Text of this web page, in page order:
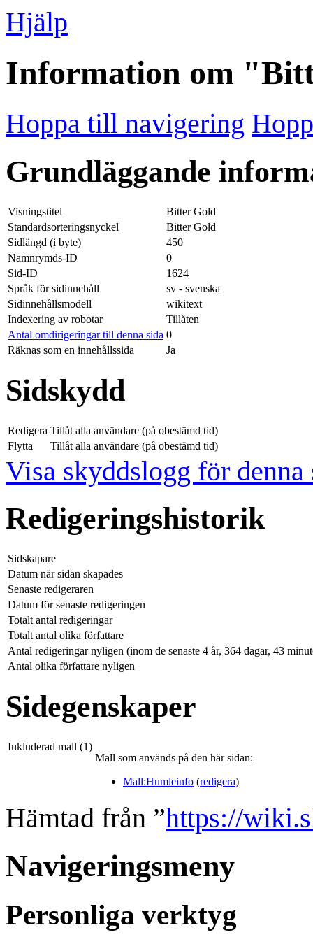
Hjälp
Information om
Hoppa till navigering
Grundläggande
Visningstitel
Bitter Gold
Standardsorteringsnyckel
Bitter Gold
Sidlängd (i byte)
450
Namnrymds-ID
0
Sid-ID
1624
Språk för sidinnehåll
sv - svenska
Sidinnehållsmodell
wikitext
Indexering av robotar
Tillåten
Antal omdirigeringar till denna sida 0
Räknas som en innehållssida
Ja
Sidskydd
Redigera Tillåt alla användare (på obestämd tid)
Flytta
Tillåt alla användare (på obestämd tid)
Visa skyddslogg för denna
Redigeringshistorik
Sidskapare
Datum när sidan skapades
Senaste redigeraren
Datum för senaste redigeringen
Totalt antal redigeringar
Totalt antal olika författare
Antal redigeringar nyligen (inom de senaste 4 år, 364 dagar, 43
Antal olika författare nyligen
Sidegenskaper
Inkluderad mall (1)
Mall som används på den här sidan:
Mall:Humleinfo (redigera)
Hämtad från ”https://
Navigeringsmeny
Personliga verktyg